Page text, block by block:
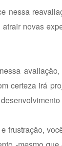
nessa
novas
certeza irá